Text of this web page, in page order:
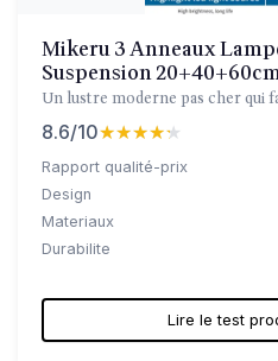
Mikeru 3 Anneaux
Suspension
Un lustre moderne pas cher qui
8.6/10★★★★★
★★★★★
Rapport qualité-prix
Design
Materiaux
Durabilite
Lire le test